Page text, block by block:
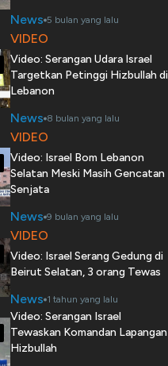
News 5 bulan yang lalu
VIDEO
Video: Serangan Udara Israel
Targetkan Petinggi Hizbullah di
Lebanon
News 8 bulan yang lalu
VIDEO
Video: Israel Bom Lebanon
Selatan Meski Masih Gencatan
Senjata
News 9 bulan yang lalu
VIDEO
Video: Israel Serang Gedung di
Beirut Selatan, 3 orang Tewas
News 1 tahun yang lalu
Video: Serangan Israel
Tewaskan Komandan Lapangan
Hizbullah